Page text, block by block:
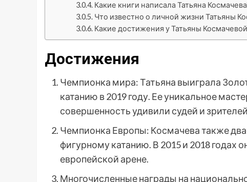
Какие книги написала Татьяна
Что известно о личной жизни Татьяны
Какие достижения у Татьяны
Достижения
Чемпионка мира: Татьяна выиграла
катанию в 2019 году. Ее уникальное
совершенность удивили судей и
Чемпионка Европы: Космачева также
фигурному катанию. В 2015 и 2018 годах
европейской арене.
Многочисленные награды на